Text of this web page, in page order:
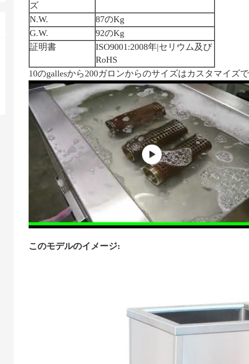
ズ
N.W.
87のKg
G.W.
92のKg
証明書
ISO9001:2008年|セリウム及び
RoHS
10のgallesから200ガロンからのサイズはカスタマイズ
このモデルのイメージ: